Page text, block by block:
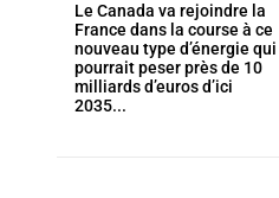
Le Canada va rejoindre la
France dans la course à ce
nouveau type d’énergie qui
pourrait peser près de 10
milliards d’euros d’ici
2035...